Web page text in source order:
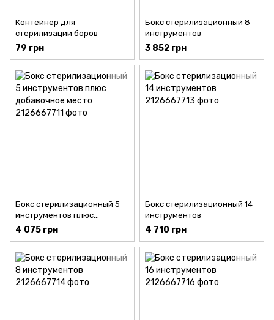
Контейнер для
стерилизации боров
79 грн
Бокс стерилизационный 8
инструментов
3 852 грн
Бокс стерилизационный 5
инструментов плюс
добавочное место
4 075 грн
Бокс стерилизационный 14
инструментов
4 710 грн